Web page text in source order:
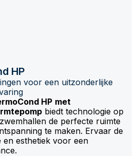
HP
voor een uitzonderlijke
HP met
biedt technologie op
de perfecte ruimte
te maken. Ervaar de
en esthetiek voor een